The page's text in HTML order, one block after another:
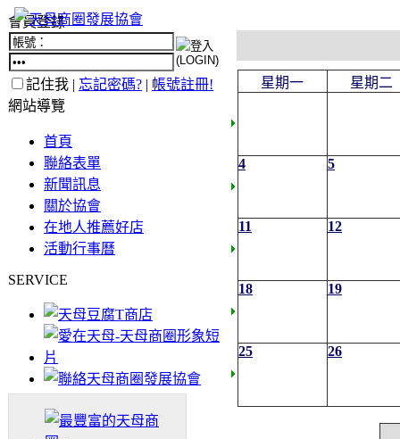
會員登錄
記住我 | 忘記密碼? | 帳號註冊!
網站導覽
首頁
聯絡表單
新聞訊息
關於協會
在地人推薦好店
活動行事曆
SERVICE
星期一 星期二
4 5
11 12
18 19
25 26